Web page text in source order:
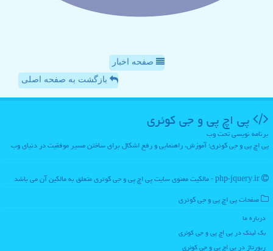
صفحه اخبار
بازگشت به صفحه اصلی
پی اچ پی و جی كوئری
برنامه نویسی تحت وب
پی اچ پی و جی کوئری؛ آموزش، راهنمایی و رفع اشکال برای ساختن مسیر موفقیت در دنیای وب
صفحات پی اچ پی و جی كوئری
درباره ما
بک لینک در پی اچ پی و جی كوئری
رپورتاژ در پی اچ پی و جی كوئری